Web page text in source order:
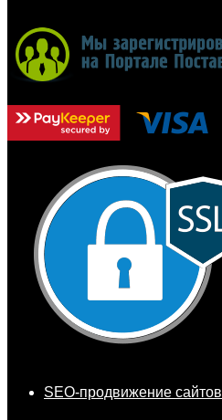
SEO-продвижение сайтов